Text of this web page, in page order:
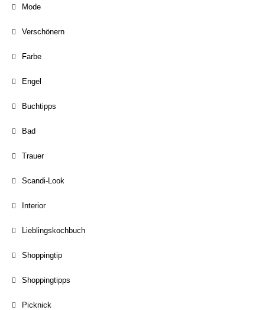
Mode
Verschönern
Farbe
Engel
Buchtipps
Bad
Trauer
Scandi-Look
Interior
Lieblingskochbuch
Shoppingtip
Shoppingtipps
Picknick